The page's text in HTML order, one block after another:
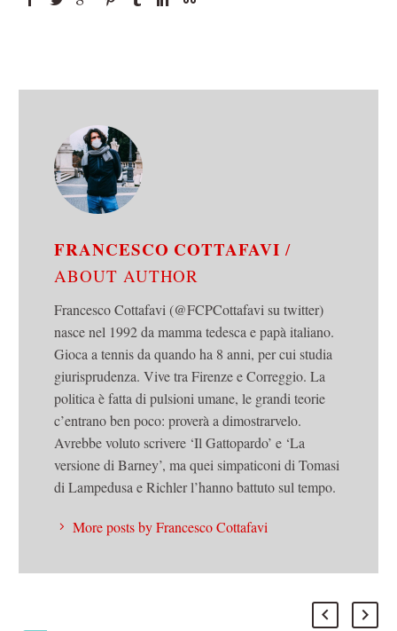
FRANCESCO COTTAFAVI /
ABOUT AUTHOR
Francesco Cottafavi (@FCPCottafavi su twitter)
nasce nel 1992 da mamma tedesca e papà italiano.
Gioca a tennis da quando ha 8 anni, per cui studia
giurisprudenza. Vive tra Firenze e Correggio. La
politica è fatta di pulsioni umane, le grandi teorie
c’entrano ben poco: proverà a dimostrarvelo.
Avrebbe voluto scrivere ‘Il Gattopardo’ e ‘La
versione di Barney’, ma quei simpaticoni di Tomasi
di Lampedusa e Richler l’hanno battuto sul tempo.
More posts by Francesco Cottafavi